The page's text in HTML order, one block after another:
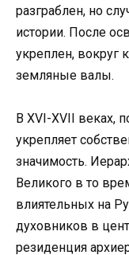
разграблен, но
истории. После
укреплен, вокруг
земляные валы.
В XVI-XVII веках,
укрепляет
значимость.
Великого в то
влиятельных на
духовников в
резиденция